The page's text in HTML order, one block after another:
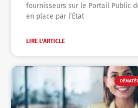
fournisseurs sur le Portail Public
en place par l’État
LIRE L'ARTICLE